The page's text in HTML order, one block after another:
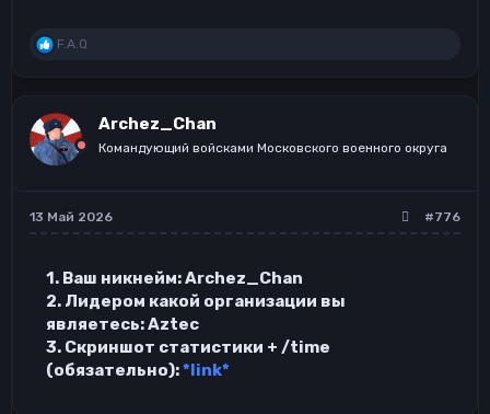
Р
ц
и
и
:
F.A.Q
Archez_Chan
Командующий войсками Московского военного округа
13 Май 2026 #776
1. Ваш никнейм: Archez_Chan
2. Лидером какой организации вы
являетесь: Aztec
3. Скриншот статистики + /time
(обязательно):*link*